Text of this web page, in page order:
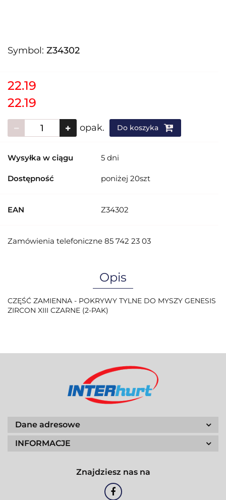
Symbol: Z34302
22.19
22.19
opak. Do koszyka
Wysyłka w ciągu 5 dni
Dostępność poniżej 20szt
EAN Z34302
Zamówienia telefoniczne 85 742 23 03
Opis
CZĘŚĆ ZAMIENNA - POKRYWY TYLNE DO MYSZY GENESIS
ZIRCON XIII CZARNE (2-PAK)
Dane adresowe
INFORMACJE
Znajdziesz nas na